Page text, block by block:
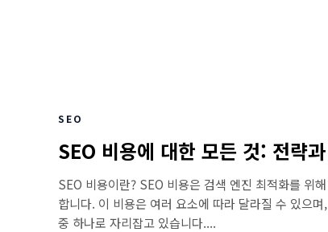
SEO
SEO 비용에 대한 모든 것: 전략
SEO 비용이란? SEO 비용은 검색 엔진 최적화를 위
합니다. 이 비용은 여러 요소에 따라 달라질 수 있으
중 하나로 자리잡고 있습니다....